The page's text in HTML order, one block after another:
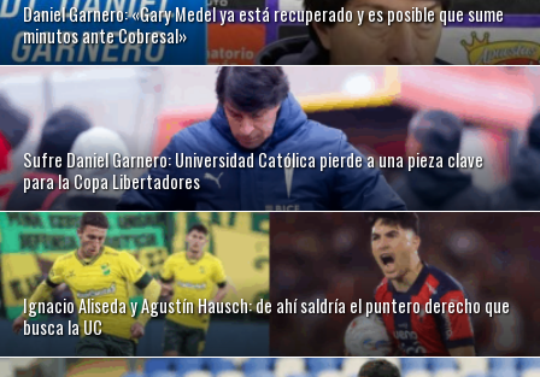
Daniel Garnero: «Gary Medel ya está recuperado y es posible que sume
minutos ante Cobresal»
Sufre Daniel Garnero: Universidad Católica pierde a una pieza clave
para la Copa Libertadores
Ignacio Aliseda y Agustín Hausch: de ahí saldría el puntero derecho que
busca la UC